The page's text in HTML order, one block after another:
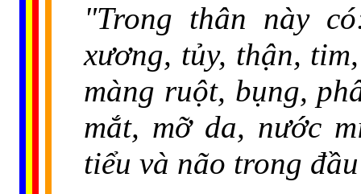
"Trong thân này
xương, tủy, thận,
màng ruột, bụng,
mắt, mỡ da, nước
tiểu và não trong